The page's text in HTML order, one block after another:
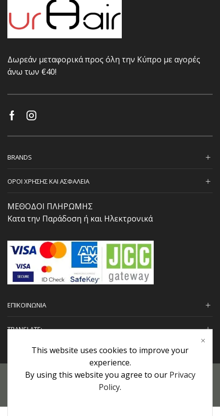
Δωρεάν μεταφορικά προς όλη την Κύπρο με αγορές
άνω των €40!
BRANDS
ΟΡΟΙ ΧΡΗΣΗΣ ΚΑΙ ΑΣΦΑΛΕΙΑ
ΜΕΘΟΔΟΙ ΠΛΗΡΩΜΗΣ
Κατα την Παράδοση ή και Ηλεκτρονικά
ΕΠΙΚΟΙΝΩΝΙΑ
TRANSLATE:
Προσωπικά Δεδομένα|Πολιτική Επιστροφών| Εγγυήσεις
Copyright © 2022 urHair | #MadeBy
This website uses cookies to improve your
experience.
By using this website you agree to our Privacy
Policy.